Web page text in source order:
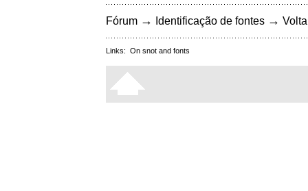
Fórum → Identificação de fontes →
Links: On snot and fonts